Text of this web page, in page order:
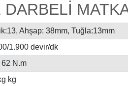
Ahşap: 38mm, Tuğla:13mm
1.900 devir/dk
62 N.m
kg